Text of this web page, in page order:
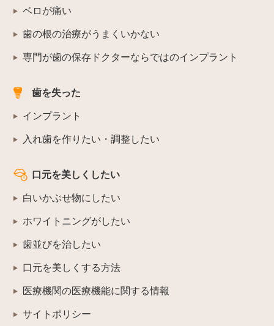
ベロが痛い
歯の根の治療がうまくいかない
専門が歯の保存ドクターならではのインプラント
歯を失った
インプラント
入れ歯を作りたい・調整したい
口元を美しくしたい
白いかぶせ物にしたい
ホワイトニングがしたい
歯並びを治したい
口元を美しくする方法
医療機関の医療機能に関する情報
サイトポリシー